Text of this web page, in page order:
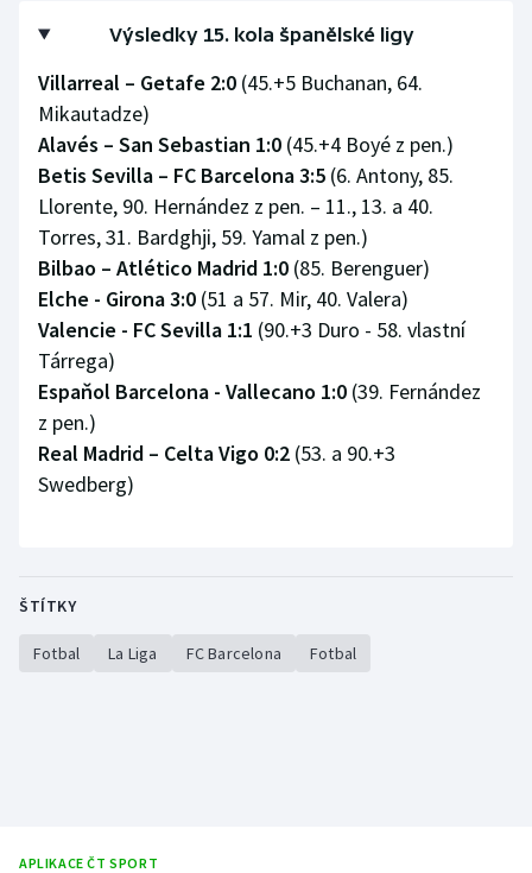
Plavání
Plážový volejbal
Ragby
Rychlobruslení
Rychlostní kanoistika
Short track
Sportovní střelba
Stolní tenis
Triatlon
Vodní slalom
Volejbal
Výsledky 15. kola španělské ligy
Villarreal – Getafe 2:0 (45.+5 Buchanan, 64.
Mikautadze)
Alavés – San Sebastian 1:0 (45.+4 Boyé z pen.)
Betis Sevilla – FC Barcelona 3:5 (6. Antony, 85.
Llorente, 90. Hernández z pen. – 11., 13. a 40.
Torres, 31. Bardghji, 59. Yamal z pen.)
Bilbao – Atlético Madrid 1:0 (85. Berenguer)
Elche - Girona 3:0 (51 a 57. Mir, 40. Valera)
Valencie - FC Sevilla 1:1 (90.+3 Duro - 58. vlastní
Tárrega)
Espaňol Barcelona - Vallecano 1:0 (39. Fernández
z pen.)
Real Madrid – Celta Vigo 0:2 (53. a 90.+3
Swedberg)
ŠTÍTKY
Fotbal La Liga FC Barcelona Fotbal
APLIKACE ČT SPORT